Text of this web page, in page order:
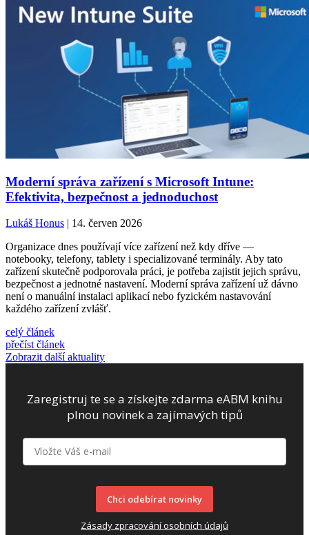
Moderní správa zařízení s Microsoft Intune:
Efektivita, bezpečnost a jednoduchost
Lukáš Honus | 14. červen 2026
Organizace dnes používají více zařízení než kdy dříve —
notebooky, telefony, tablety i specializované terminály. Aby tato
zařízení skutečně podporovala práci, je potřeba zajistit jejich správu,
bezpečnost a jednotné nastavení. Moderní správa zařízení už dávno
není o manuální instalaci aplikací nebo fyzickém nastavování
každého zařízení zvlášť.
celý článek
přečíst článek
Zobrazit další aktuality
Zaregistruj te se a získejte zdarma eABM knihu
plnou novinek a zajímavých tipů
Chci odebírat novinky
Zásady zpracování osobních údajů